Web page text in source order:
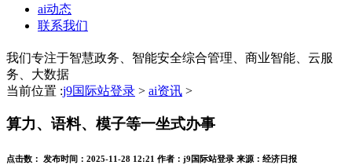
ai动态
联系我们
我们专注于智慧政务、智能安全综合管理、商业智能、云服
务、大数据
当前位置 :j9国际站登录 > ai资讯 >
算力、语料、模子等一坐式办事
点击数： 发布时间： 2025-11-28 12:21 作者： j9国际站登录 来源： 经济日报